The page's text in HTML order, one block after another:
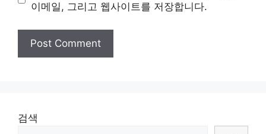
이메일, 그리고 웹사이트를 저장합니다.
검색